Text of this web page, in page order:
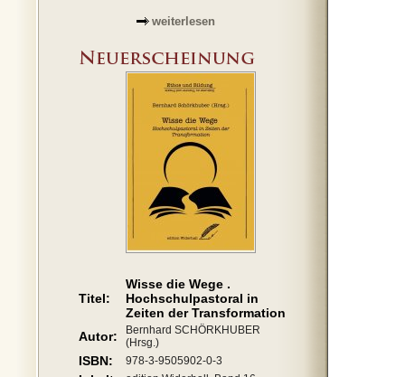
weiterlesen
Titel:
Wisse die Wege .
Hochschulpastoral in
Zeiten der Transformation
Autor:
Bernhard SCHÖRKHUBER
(Hrsg.)
ISBN: 978-3-9505902-0-3